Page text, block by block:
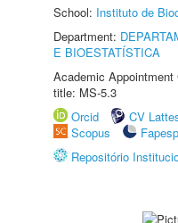
School: Instituto de
Department:
E BIOESTATÍSTICA
Academic
title: MS-5.3
Orcid
CV
Scopus
Fapesp
Repositório